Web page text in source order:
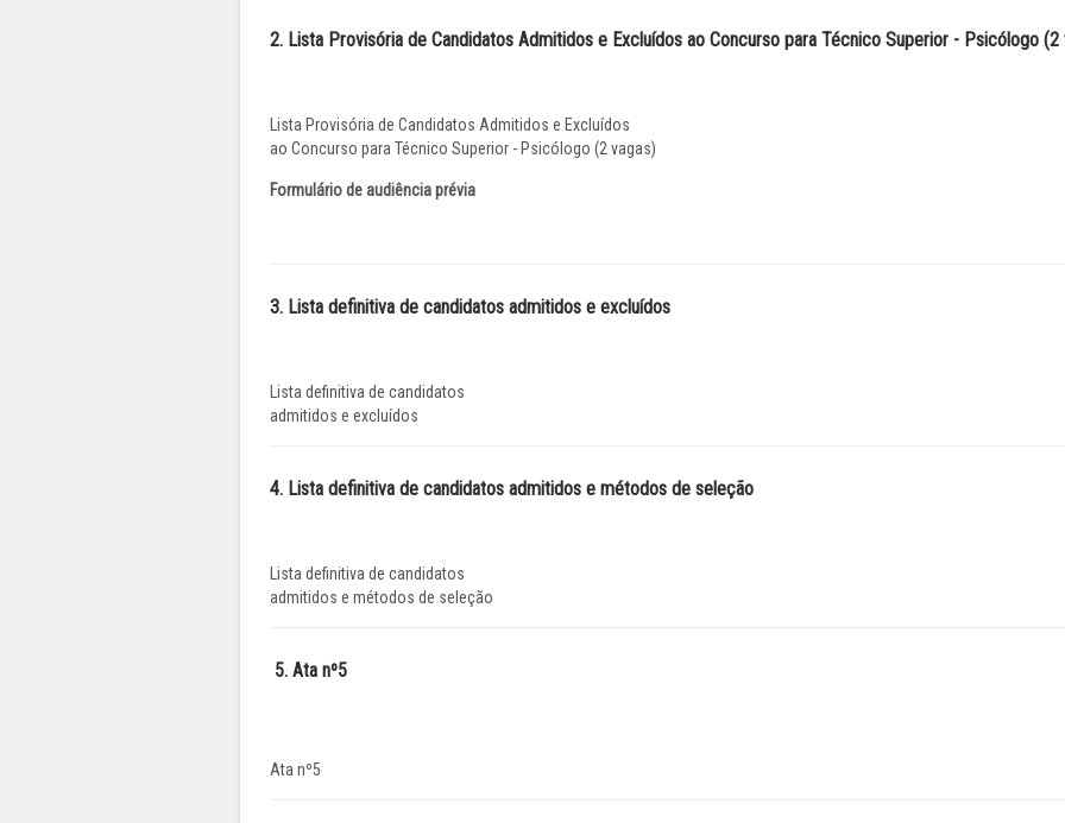
2. Lista Provisória de Candidatos Admitidos e Excluídos ao Concurso para Técnico Superior - Psicólogo (2
Lista Provisória de Candidatos Admitidos e Excluídos
ao Concurso para Técnico Superior - Psicólogo (2 vagas)
Formulário de audiência prévia
3. Lista definitiva de candidatos admitidos e excluídos
Lista definitiva de candidatos
admitidos e excluídos
4. Lista definitiva de candidatos admitidos e métodos de seleção
Lista definitiva de candidatos
admitidos e métodos de seleção
5. Ata nº5
Ata nº5